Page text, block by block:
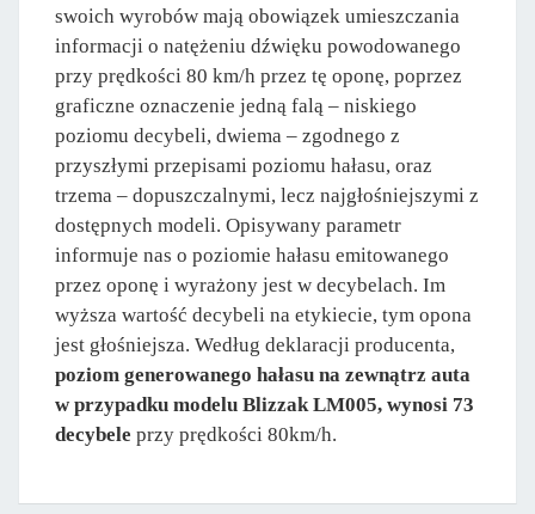
swoich wyrobów mają obowiązek umieszczania
informacji o natężeniu dźwięku powodowanego
przy prędkości 80 km/h przez tę oponę, poprzez
graficzne oznaczenie jedną falą – niskiego
poziomu decybeli, dwiema – zgodnego z
przyszłymi przepisami poziomu hałasu, oraz
trzema – dopuszczalnymi, lecz najgłośniejszymi z
dostępnych modeli. Opisywany parametr
informuje nas o poziomie hałasu emitowanego
przez oponę i wyrażony jest w decybelach. Im
wyższa wartość decybeli na etykiecie, tym opona
jest głośniejsza. Według deklaracji producenta,
poziom generowanego hałasu na zewnątrz auta
w przypadku modelu Blizzak LM005, wynosi 73
decybele przy prędkości 80km/h.